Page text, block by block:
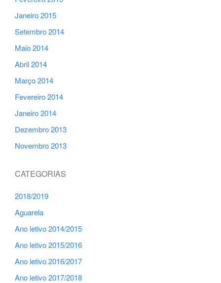
Janeiro 2015
Setembro 2014
Maio 2014
Abril 2014
Março 2014
Fevereiro 2014
Janeiro 2014
Dezembro 2013
Novembro 2013
CATEGORIAS
2018/2019
Aguarela
Ano letivo 2014/2015
Ano letivo 2015/2016
Ano letivo 2016/2017
Ano letivo 2017/2018